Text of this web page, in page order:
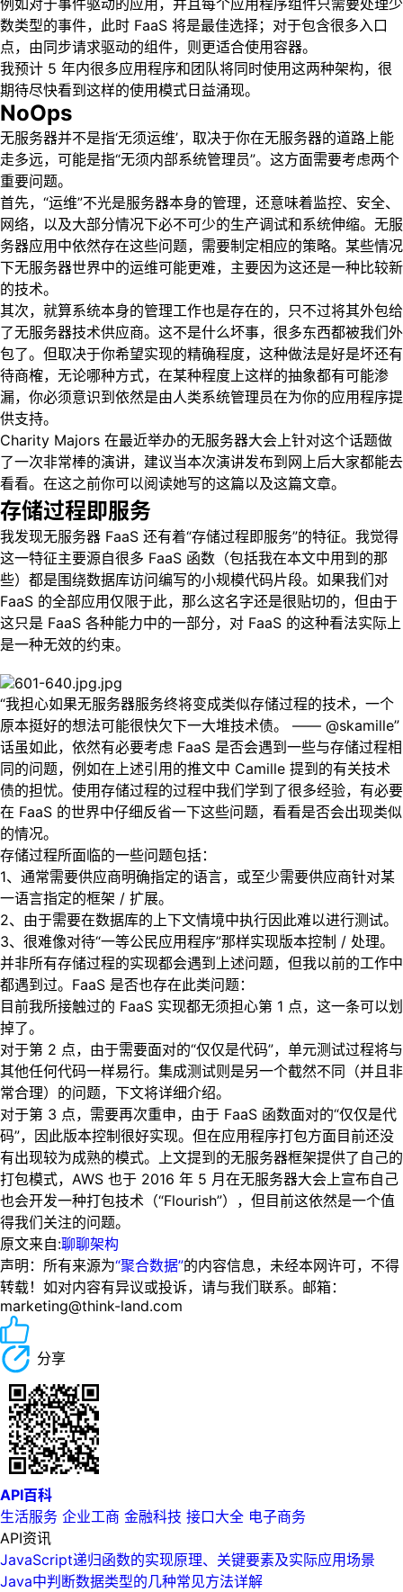
例如对于事件驱动的应用，并且每个应用程序组件只需要处理少
数类型的事件，此时 FaaS 将是最佳选择；对于包含很多入口
点，由同步请求驱动的组件，则更适合使用容器。
我预计 5 年内很多应用程序和团队将同时使用这两种架构，很
期待尽快看到这样的使用模式日益涌现。
NoOps
无服务器并不是指‘无须运维’，取决于你在无服务器的道路上能
走多远，可能是指“无须内部系统管理员”。这方面需要考虑两个
重要问题。
首先，“运维”不光是服务器本身的管理，还意味着监控、安全、
网络，以及大部分情况下必不可少的生产调试和系统伸缩。无服
务器应用中依然存在这些问题，需要制定相应的策略。某些情况
下无服务器世界中的运维可能更难，主要因为这还是一种比较新
的技术。
其次，就算系统本身的管理工作也是存在的，只不过将其外包给
了无服务器技术供应商。这不是什么坏事，很多东西都被我们外
包了。但取决于你希望实现的精确程度，这种做法是好是坏还有
待商榷，无论哪种方式，在某种程度上这样的抽象都有可能渗
漏，你必须意识到依然是由人类系统管理员在为你的应用程序提
供支持。
Charity Majors 在最近举办的无服务器大会上针对这个话题做
了一次非常棒的演讲，建议当本次演讲发布到网上后大家都能去
看看。在这之前你可以阅读她写的这篇以及这篇文章。
存储过程即服务
我发现无服务器 FaaS 还有着“存储过程即服务”的特征。我觉得
这一特征主要源自很多 FaaS 函数（包括我在本文中用到的那
些）都是围绕数据库访问编写的小规模代码片段。如果我们对
FaaS 的全部应用仅限于此，那么这名字还是很贴切的，但由于
这只是 FaaS 各种能力中的一部分，对 FaaS 的这种看法实际上
是一种无效的约束。
“我担心如果无服务器服务终将变成类似存储过程的技术，一个
原本挺好的想法可能很快欠下一大堆技术债。 —— @skamille”
话虽如此，依然有必要考虑 FaaS 是否会遇到一些与存储过程相
同的问题，例如在上述引用的推文中 Camille 提到的有关技术
债的担忧。使用存储过程的过程中我们学到了很多经验，有必要
在 FaaS 的世界中仔细反省一下这些问题，看看是否会出现类似
的情况。
存储过程所面临的一些问题包括：
1、通常需要供应商明确指定的语言，或至少需要供应商针对某
一语言指定的框架 / 扩展。
2、由于需要在数据库的上下文情境中执行因此难以进行测试。
3、很难像对待“一等公民应用程序”那样实现版本控制 / 处理。
并非所有存储过程的实现都会遇到上述问题，但我以前的工作中
都遇到过。FaaS 是否也存在此类问题：
目前我所接触过的 FaaS 实现都无须担心第 1 点，这一条可以划
掉了。
对于第 2 点，由于需要面对的“仅仅是代码”，单元测试过程将与
其他任何代码一样易行。集成测试则是另一个截然不同（并且非
常合理）的问题，下文将详细介绍。
对于第 3 点，需要再次重申，由于 FaaS 函数面对的“仅仅是代
码”，因此版本控制很好实现。但在应用程序打包方面目前还没
有出现较为成熟的模式。上文提到的无服务器框架提供了自己的
打包模式，AWS 也于 2016 年 5 月在无服务器大会上宣布自己
也会开发一种打包技术（“Flourish”），但目前这依然是一个值
得我们关注的问题。
原文来自:聊聊架构
声明：所有来源为“聚合数据”的内容信息，未经本网许可，不得
转载！如对内容有异议或投诉，请与我们联系。邮箱：
marketing@think-land.com
分享
API百科
生活服务 企业工商 金融科技 接口大全 电子商务
API资讯
JavaScript递归函数的实现原理、关键要素及实际应用场景
Java中判断数据类型的几种常见方法详解